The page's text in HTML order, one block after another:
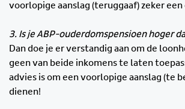
voorlopige aanslag (teruggaaf) zeker een
3. Is je ABP-ouderdomspensioen hoger
Dan doe je er verstandig aan om de
geen van beide inkomens te laten
advies is om een voorlopige aanslag (te
dienen!